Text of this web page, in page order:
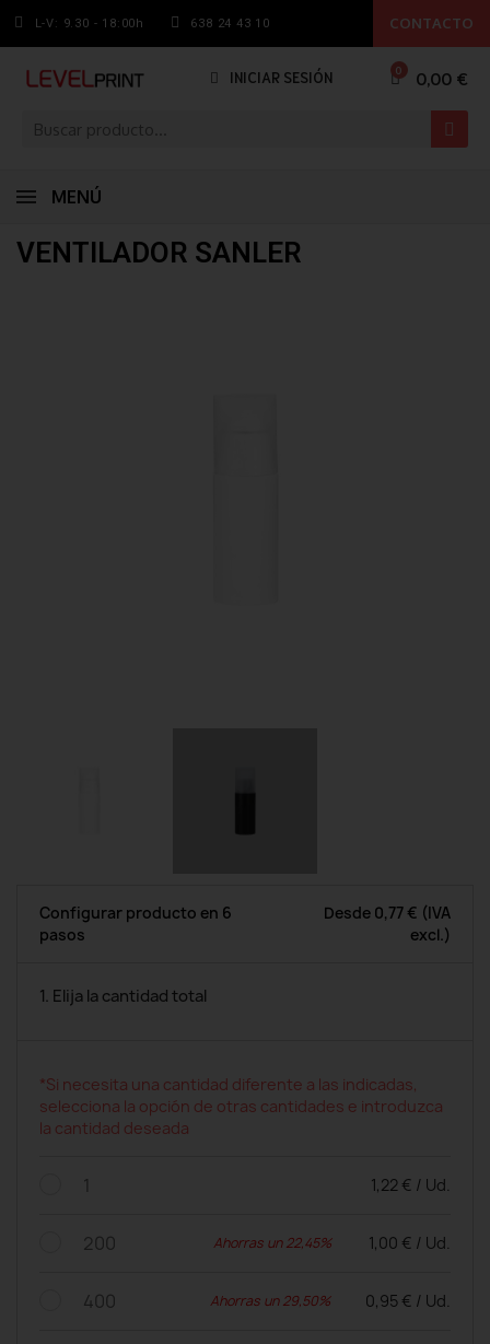
L-V: 9.30 - 18:00h 638 24 43 10 CONTACTO
INICIAR SESIÓN 0,00 €
MENÚ
VENTILADOR SANLER
Configurar producto en 6
pasos
Desde 0,77 € (IVA
excl.)
1. Elija la cantidad total
*Si necesita una cantidad diferente a las indicadas,
selecciona la opción de otras cantidades e introduzca
la cantidad deseada
1 1,22 € / Ud.
200 Ahorras un 22,45% 1,00 € / Ud.
400 Ahorras un 29,50% 0,95 € / Ud.